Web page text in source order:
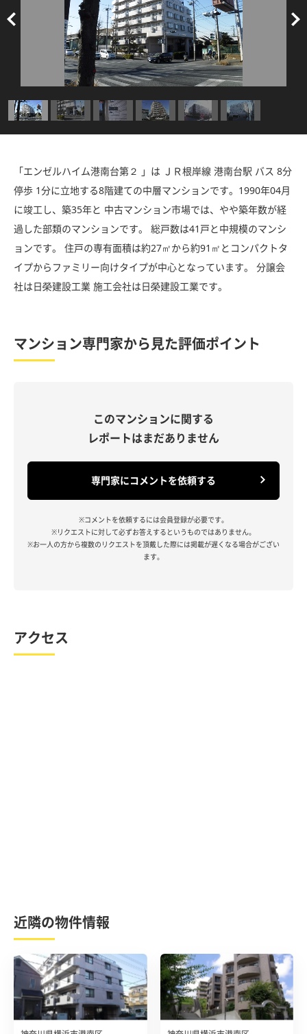
「エンゼルハイム港南台第２ 」は ＪＲ根岸線 港南台駅 バス 8分
停歩 1分に立地する8階建ての中層マンションです。1990年04月
に竣工し、築35年と 中古マンション市場では、やや築年数が経
過した部類のマンションです。 総戸数は41戸と中規模のマンシ
ョンです。 住戸の専有面積は約27㎡から約91㎡とコンパクトタ
イプからファミリー向けタイプが中心となっています。 分譲会
社は日榮建設工業 施工会社は日榮建設工業です。
マンション専門家から見た評価ポイント
このマンションに関する
レポートはまだありません
専門家にコメントを依頼する
※コメントを依頼するには会員登録が必要です。
※リクエストに対して必ずお答えするというものではありません。
※お一人の方から複数のリクエストを頂戴した際には掲載が遅くなる場合がござい
ます。
アクセス
近隣の物件情報